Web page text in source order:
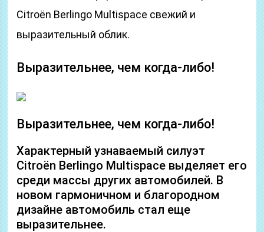
Citroën Berlingo Multispace свежий и
выразительный облик.
Выразительнее, чем когда-либо!
Выразительнее, чем когда-либо!
Характерный узнаваемый силуэт
Citroёn Berlingo Multispace выделяет его
среди массы других автомобилей. В
новом гармоничном и благородном
дизайне автомобиль стал еще
выразительнее.